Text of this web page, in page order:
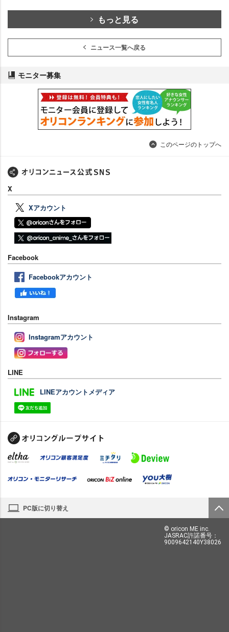
もっと見る
ニュース一覧へ戻る
モニター募集
このページのトップへ
X
Xアカウント
Facebook
Facebookアカウント
Instagram
Instagramアカウント
LINE
LINEアカウントメディア
PC版に切り替え
© oricon ME inc.
JASRAC許諾番号：
9009642140Y38026